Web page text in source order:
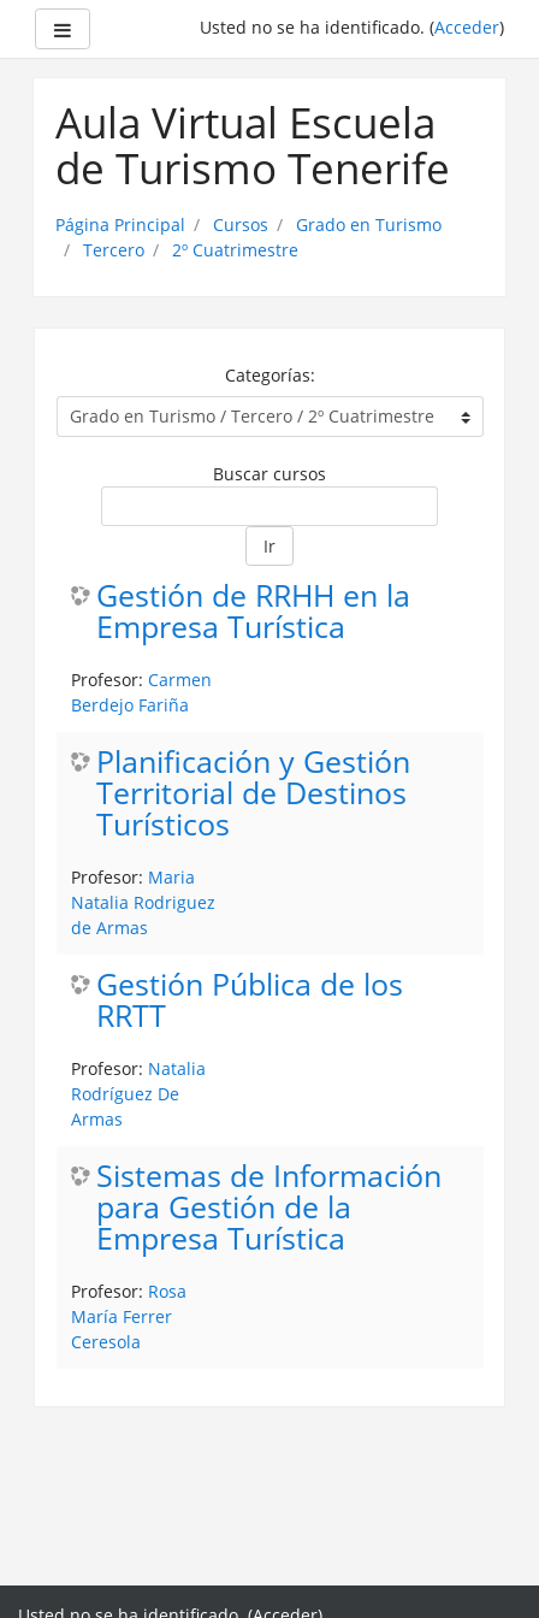
contenido
Usted no se ha identificado. (Acceder)
Aula Virtual Escuela
de Turismo Tenerife
Página Principal Cursos
Grado en Turismo
Tercero
2º Cuatrimestre
Categorías:
Buscar cursos
Ir
Gestión de RRHH en la
Empresa Turística
Profesor: Carmen
Berdejo Fariña
Planificación y Gestión
Territorial de Destinos
Turísticos
Profesor: Maria
Natalia Rodriguez
de Armas
Gestión Pública de los
RRTT
Profesor: Natalia
Rodríguez De
Armas
Sistemas de Información
para Gestión de la
Empresa Turística
Profesor: Rosa
María Ferrer
Ceresola